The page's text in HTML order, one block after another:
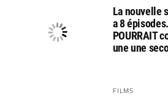
La nouvelle
a 8
POURRAIT
une une
FILMS